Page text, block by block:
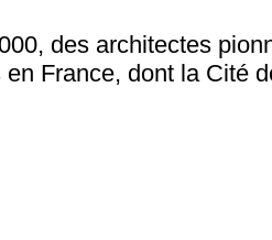
des architectes
France, dont la Cité